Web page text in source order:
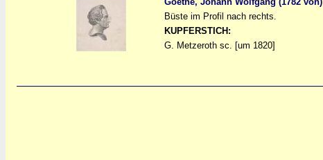
Büste im Profil nach rechts.
KUPFERSTICH:
G. Metzeroth sc. [um 1820]